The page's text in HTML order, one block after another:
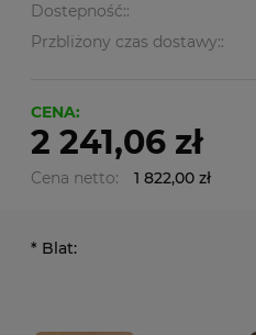
Dostepność::
Przbliżony czas dostawy::
CENA:
2 241,06 zł
Cena netto: 1 822,00 zł
* Blat: